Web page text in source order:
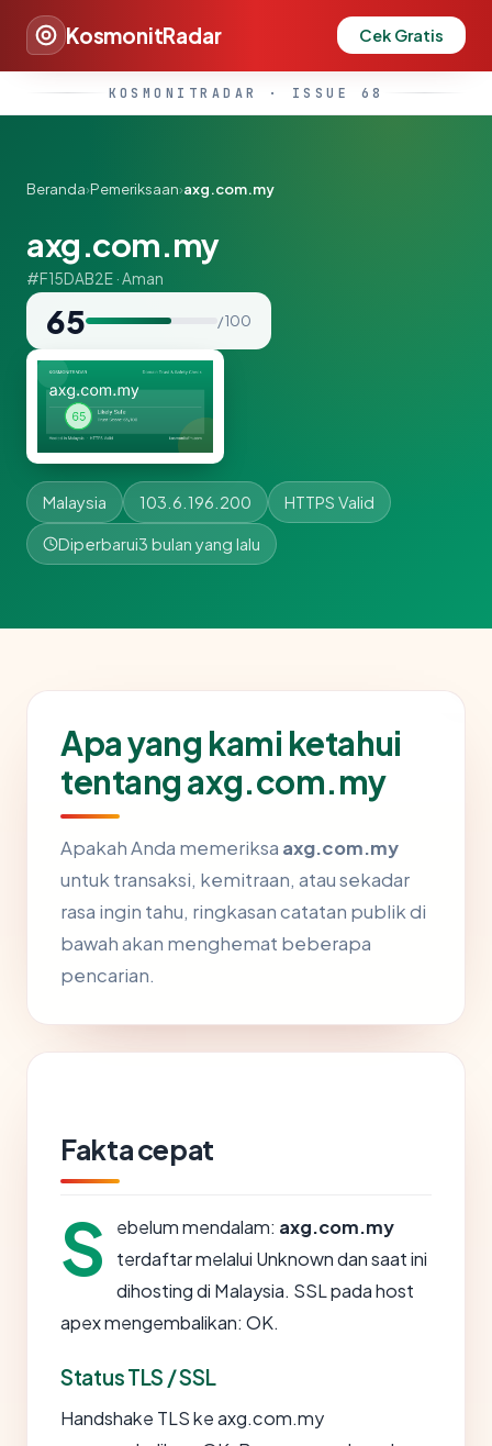
KosmonitRadar Cek Gratis
KOSMONITRADAR · ISSUE 68
Beranda›Pemeriksaan›axg.com.my
axg.com.my
#F15DAB2E · Aman
65 / 100
Malaysia 103.6.196.200 HTTPS Valid
Diperbarui3 bulan yang lalu
Apa yang kami ketahui
tentang axg.com.my
Apakah Anda memeriksa axg.com.my
untuk transaksi, kemitraan, atau sekadar
rasa ingin tahu, ringkasan catatan publik di
bawah akan menghemat beberapa
pencarian.
Fakta cepat
S ebelum mendalam: axg.com.my
terdaftar melalui Unknown dan saat ini
dihosting di Malaysia. SSL pada host
apex mengembalikan: OK.
Status TLS / SSL
Handshake TLS ke axg.com.my